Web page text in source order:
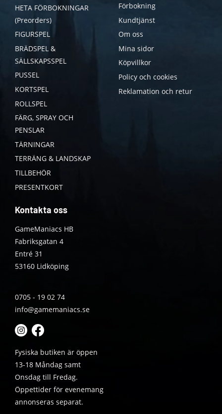
HETA FÖRBOKNINGAR
(Preorders)
FIGURSPEL
BRÄDSPEL &
SÄLLSKAPSSPEL
PUSSEL
KORTSPEL
ROLLSPEL
FÄRG, SPRAY OCH
PENSLAR
TÄRNINGAR
TERRÄNG & LANDSKAP
TILLBEHÖR
PRESENTKORT
Förbokning
Kundtjänst
Om oss
Mina sidor
Köpvillkor
Policy och cookies
Reklamation och retur
Kontakta oss
GameManiacs HB
Fabriksgatan 4
Entré 31
53160 Lidköping
0705 - 19 02 74
info@gamemaniacs.se
Fysiska butiken är öppen
13-18 Måndag samt
Onsdag till Fredag.
Öppettider för evenemang
annonseras separat.